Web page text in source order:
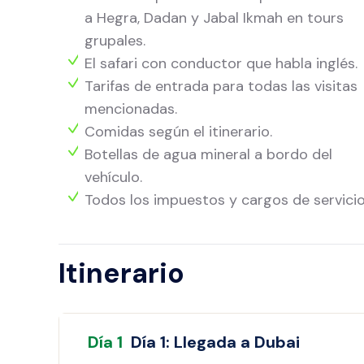
a Hegra, Dadan y Jabal Ikmah en tours
grupales.
El safari con conductor que habla inglés.
Tarifas de entrada para todas las visitas
mencionadas.
Comidas según el itinerario.
Botellas de agua mineral a bordo del
vehículo.
Todos los impuestos y cargos de
Itinerario
Día 1 Día 1: Llegada a Dubai